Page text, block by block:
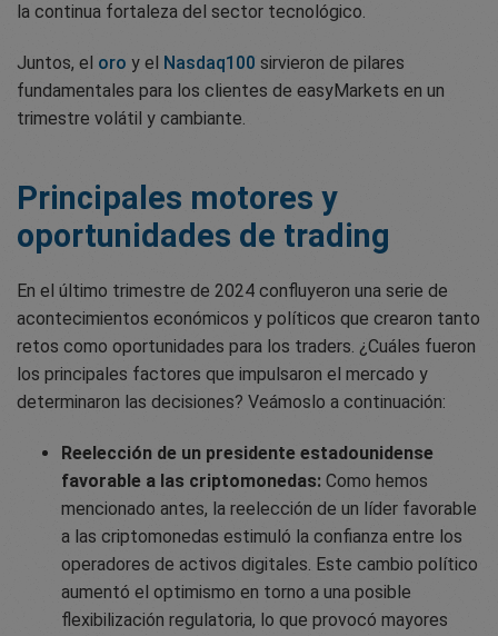
la continua fortaleza del sector tecnológico.
Juntos, el oro y el Nasdaq100 sirvieron de pilares
fundamentales para los clientes de easyMarkets en un
trimestre volátil y cambiante.
Principales motores y
oportunidades de trading
En el último trimestre de 2024 confluyeron una serie de
acontecimientos económicos y políticos que crearon tanto
retos como oportunidades para los traders. ¿Cuáles fueron
los principales factores que impulsaron el mercado y
determinaron las decisiones? Veámoslo a continuación:
Reelección de un presidente estadounidense
favorable a las criptomonedas: Como hemos
mencionado antes, la reelección de un líder favorable
a las criptomonedas estimuló la confianza entre los
operadores de activos digitales. Este cambio político
aumentó el optimismo en torno a una posible
flexibilización regulatoria, lo que provocó mayores